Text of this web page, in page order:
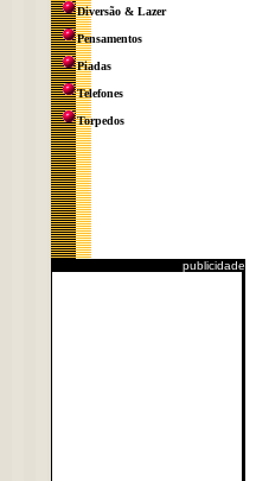
Diversão & Lazer
Pensamentos
Piadas
Telefones
Torpedos
publicidade